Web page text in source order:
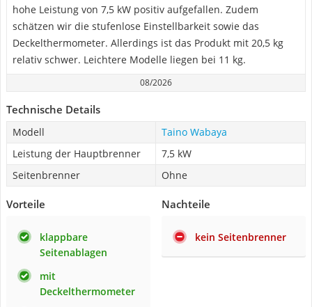
hohe Leistung von 7,5 kW positiv aufgefallen. Zudem
schätzen wir die stufenlose Einstellbarkeit sowie das
Deckelthermometer. Allerdings ist das Produkt mit 20,5 kg
relativ schwer. Leichtere Modelle liegen bei 11 kg.
08/2026
Technische Details
Modell
Taino Wabaya
Leistung der Hauptbrenner
7,5 kW
Seitenbrenner
Ohne
Vorteile
klappbare
Seitenablagen
mit
Deckelthermometer
Nachteile
kein Seitenbrenner